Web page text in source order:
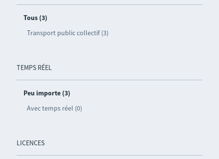
Tous (3)
Transport public collectif (3)
TEMPS RÉEL
Peu importe (3)
Avec temps réel (0)
LICENCES